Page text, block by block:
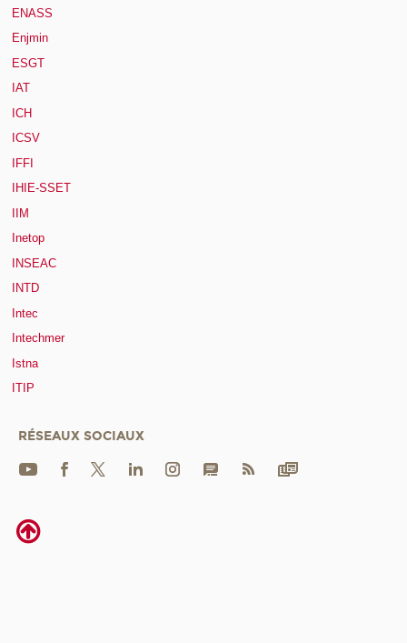
ENASS
Enjmin
ESGT
IAT
ICH
ICSV
IFFI
IHIE-SSET
IIM
Inetop
INSEAC
INTD
Intec
Intechmer
Istna
ITIP
RÉSEAUX SOCIAUX